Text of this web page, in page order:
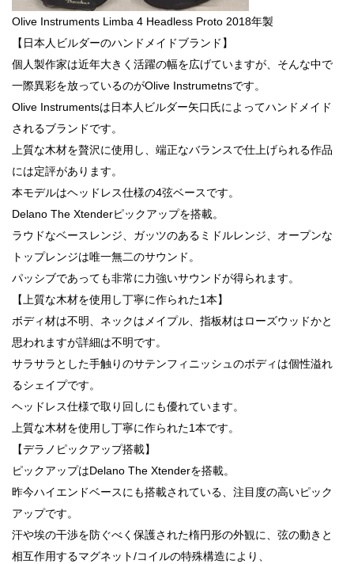
Olive Instruments Limba 4 Headless Proto 2018年製
【日本人ビルダーのハンドメイドブランド】
個人製作家は近年大きく活躍の幅を広げていますが、そんな中で
一際異彩を放っているのがOlive Instrumetnsです。
Olive Instrumentsは日本人ビルダー矢口氏によってハンドメイド
されるブランドです。
上質な木材を贅沢に使用し、端正なバランスで仕上げられる作品
には定評があります。
本モデルはヘッドレス仕様の4弦ベースです。
Delano The Xtenderピックアップを搭載。
ラウドなベースレンジ、ガッツのあるミドルレンジ、オープンな
トップレンジは唯一無二のサウンド。
パッシブであっても非常に力強いサウンドが得られます。
【上質な木材を使用し丁寧に作られた1本】
ボディ材は不明、ネックはメイプル、指板材はローズウッドかと
思われますが詳細は不明です。
サラサラとした手触りのサテンフィニッシュのボディは個性溢れ
るシェイプです。
ヘッドレス仕様で取り回しにも優れています。
上質な木材を使用し丁寧に作られた1本です。
【デラノピックアップ搭載】
ピックアップはDelano The Xtenderを搭載。
昨今ハイエンドベースにも搭載されている、注目度の高いピック
アップです。
汗や埃の干渉を防ぐべく保護された楕円形の外観に、弦の動きと
相互作用するマグネット/コイルの特殊構造により、